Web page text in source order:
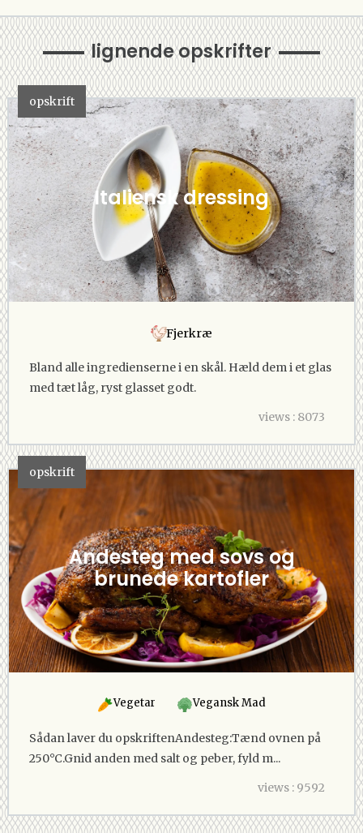
lignende opskrifter
opskrift
Italiensk dressing
Fjerkræ
Bland alle ingredienserne i en skål. Hæld dem i et glas
med tæt låg, ryst glasset godt.
views : 8073
opskrift
Andesteg med sovs og
brunede kartofler
Vegetar Vegansk Mad
Sådan laver du opskriftenAndesteg:Tænd ovnen på
250°C.Gnid anden med salt og peber, fyld m...
views : 9592